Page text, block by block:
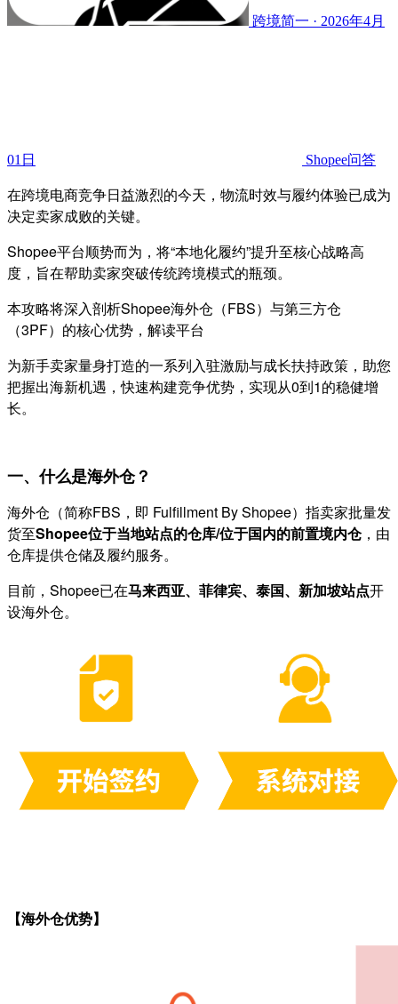
跨境简一 · 2026年4月
01日 Shopee问答
在跨境电商竞争日益激烈的今天，物流时效与履约体验已成为
决定卖家成败的关键。
Shopee平台顺势而为，将“本地化履约”提升至核心战略高
度，旨在帮助卖家突破传统跨境模式的瓶颈。
本攻略将深入剖析Shopee海外仓（FBS）与第三方仓
（3PF）的核心优势，解读平台
为新手卖家量身打造的一系列入驻激励与成长扶持政策，助您
把握出海新机遇，快速构建竞争优势，实现从0到1的稳健增
长。
一、什么是海外仓？
海外仓（简称FBS，即 Fulfillment By Shopee）指卖家批量发
货至Shopee位于当地站点的仓库/位于国内的前置境内仓，由
仓库提供仓储及履约服务。
目前，Shopee已在马来西亚、菲律宾、泰国、新加坡站点开
设海外仓。
【海外仓优势】